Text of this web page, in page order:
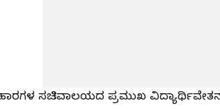
ಸಚಿವಾಲಯದ ಪ್ರಮುಖ